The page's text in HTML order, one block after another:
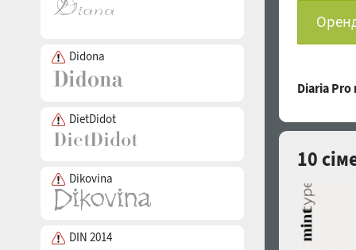
Didona
DietDidot
Dikovina
DIN 2014
Diaria
10